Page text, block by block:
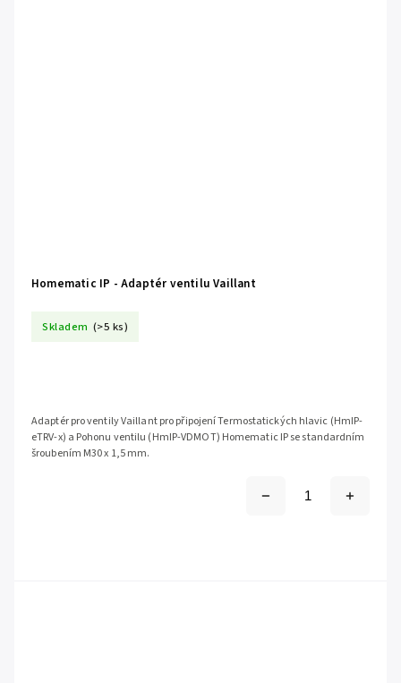
Homematic IP - Adaptér ventilu Vaillant
Skladem (>5 ks)
Adaptér pro ventily Vaillant pro připojení Termostatických hlavic (HmIP-
eTRV-x) a Pohonu ventilu (HmIP-VDMOT) Homematic IP se standardním
šroubením M30 x 1,5 mm.